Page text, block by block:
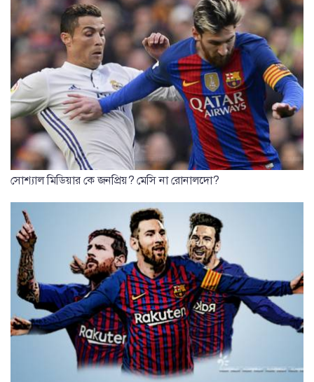
সোশ্যাল মিডিয়ার কে জনপ্রিয়? মেসি না রোনালদো?